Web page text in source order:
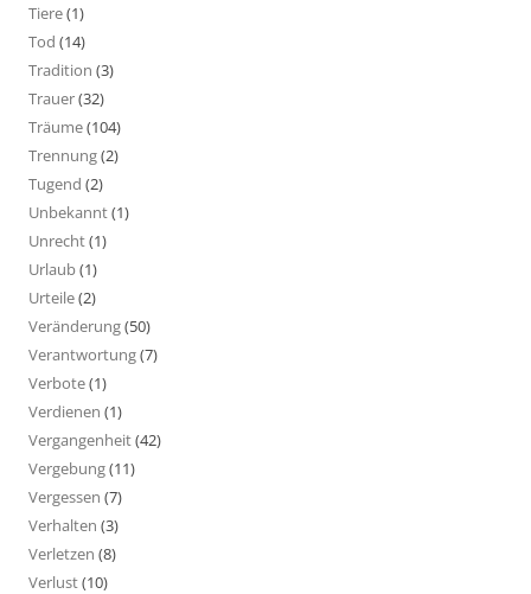
Tiere(1)
Tod (14)
Tradition (3)
Trauer(32)
Träume(104)
Trennung(2)
Tugend (2)
Unbekannt(1)
Unrecht(1)
Urlaub(1)
Urteile(2)
Veränderung(50)
Verantwortung(7)
Verbote(1)
Verdienen (1)
Vergangenheit(42)
Vergebung(11)
Vergessen (7)
Verhalten (3)
Verletzen (8)
Verlust(10)